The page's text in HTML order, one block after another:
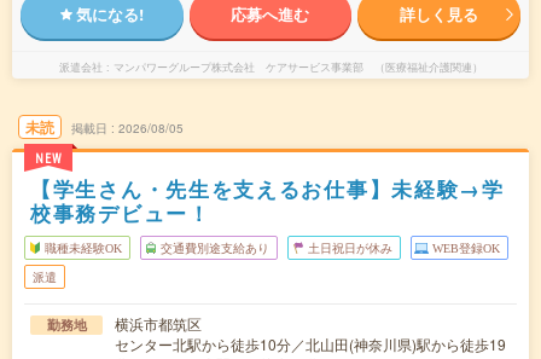
気になる! 応募へ進む 詳しく見る
派遣会社 マンパワーグループ株式会社 ケアサービス事業部 （医療福祉介護関連）
未読
NEW
掲載日 2026/08/05
【学生さん・先生を支えるお仕事】未経験→学
校事務デビュー！
職種未経験OK 交通費別途支給あり 土日祝日が休み WEB登録OK
派遣
勤務地
横浜市都筑区
センター北駅から徒歩10分／北山田(神奈川県)駅から徒歩19